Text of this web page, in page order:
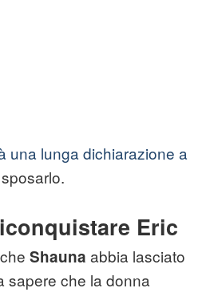
una lunga dichiarazione a
Eric
Shauna abbia lasciato
sapere che la donna